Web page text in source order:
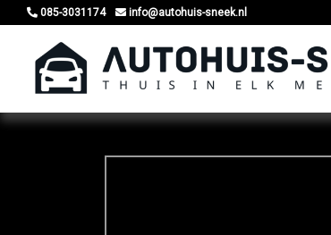
085-3031174 info@autohuis-sneek.nl